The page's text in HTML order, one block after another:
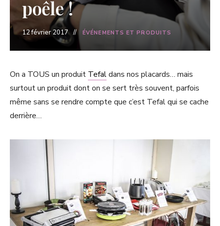
poêle !
12 février 2017 ÉVÉNEMENTS ET PRODUITS
On a TOUS un produit Tefaldans nos placards… mais
surtout un produit dont on se sert très souvent, parfois
même sans se rendre compte que c’est Tefal qui se cache
derrière…